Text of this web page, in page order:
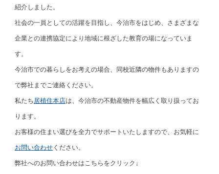
紹介しました。
社会の一員としての活躍を目指し、今治市をはじめ、さまざまな
企業との連携協定により地域に根ざした教育の場になっていま
す。
今治市での暮らしをお考えの場合、同校近隣の物件もありますの
で弊社までご連絡ください。
私たち居植住本店は、今治市の不動産物件を幅広く取り扱ってお
ります。
お客様の住まい選びを全力でサポートいたしますので、お気軽に
お問い合わせ ください。
弊社へのお問い合わせはこちらをクリック↓